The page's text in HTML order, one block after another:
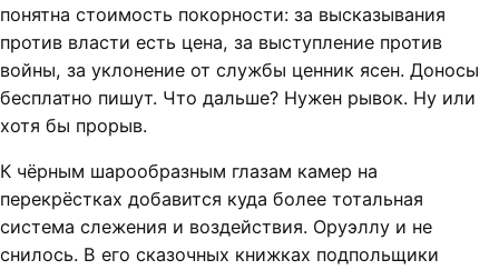
понятна стоимость покорности: за высказывания
против власти есть цена, за выступление против
войны, за уклонение от службы ценник ясен. Доносы
бесплатно пишут. Что дальше? Нужен рывок. Ну или
хотя бы прорыв.
К чёрным шарообразным глазам камер на
перекрёстках добавится куда более тотальная
система слежения и воздействия. Оруэллу и не
снилось. В его сказочных книжках подпольщики